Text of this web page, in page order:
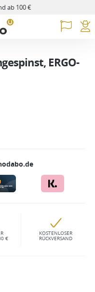
ab 100 €
ERGO-
€
KOSTENLOSER
RÜCKVERSAND